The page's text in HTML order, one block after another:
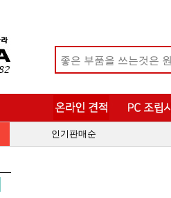
인기판매순